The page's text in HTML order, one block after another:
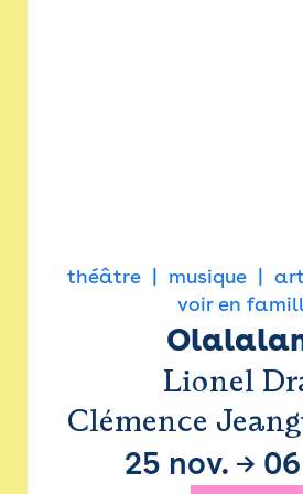
théâtre musique
voir en
Lionel
Clémence
25 nov. →